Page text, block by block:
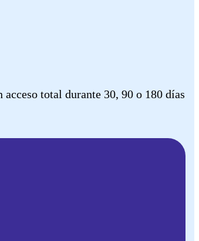
total durante 30, 90 o 180 días